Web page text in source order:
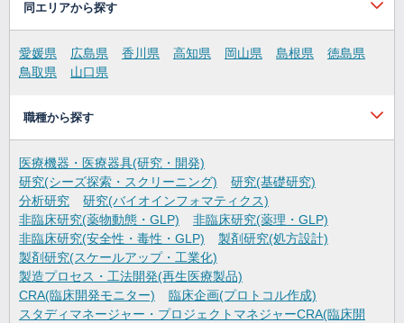
同エリアから探す
愛媛県 広島県 香川県 高知県 岡山県 島根県
徳島県
鳥取県
山口県
職種から探す
医療機器・医療器具(研究・開発)
研究(シーズ探索・スクリーニング)
研究(基礎研究)
分析研究
研究(バイオインフォマティクス)
非臨床研究(薬物動態・GLP)
非臨床研究(薬理・GLP)
非臨床研究(安全性・毒性・GLP)
製剤研究(処方設計)
製剤研究(スケールアップ・工業化)
製造プロセス・工法開発(再生医療製品)
CRA(臨床開発モニター)
臨床企画(プロトコル作成)
スタディマネージャー・プロジェクトマネジャーCRA(臨床開